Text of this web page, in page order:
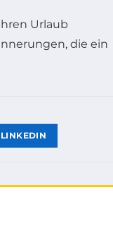
Urlaub
die ein
LINKEDIN